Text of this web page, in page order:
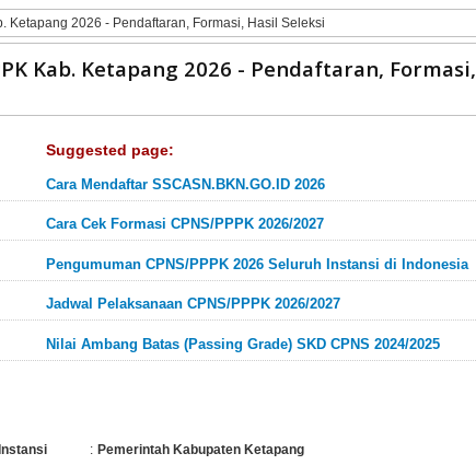
Ketapang 2026 - Pendaftaran, Formasi, Hasil Seleksi
Kab. Ketapang 2026 - Pendaftaran, Formasi,
Suggested page:
Cara Mendaftar SSCASN.BKN.GO.ID 2026
Cara Cek Formasi CPNS/PPPK 2026/2027
Pengumuman CPNS/PPPK 2026 Seluruh Instansi di Indonesia
Jadwal Pelaksanaan CPNS/PPPK 2026/2027
Nilai Ambang Batas (Passing Grade) SKD CPNS 2024/2025
: Pemerintah Kabupaten Ketapang